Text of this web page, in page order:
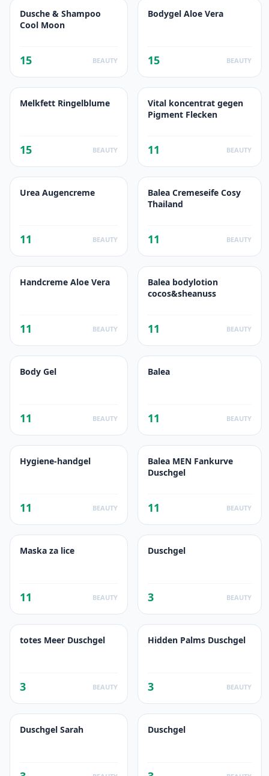
Dusche & Shampoo
Cool Moon
15 BEAUTY
Bodygel Aloe Vera
15 BEAUTY
Melkfett Ringelblume
15 BEAUTY
Vital koncentrat gegen
Pigment Flecken
11 BEAUTY
Urea Augencreme
11 BEAUTY
Balea Cremeseife Cosy
Thailand
11 BEAUTY
Handcreme Aloe Vera
11 BEAUTY
Balea bodylotion
cocos&sheanuss
11 BEAUTY
Body Gel
11 BEAUTY
Balea
11 BEAUTY
Hygiene-handgel
11 BEAUTY
Balea MEN Fankurve
Duschgel
11 BEAUTY
Maska za lice
11 BEAUTY
Duschgel
3 BEAUTY
totes Meer Duschgel
3 BEAUTY
Hidden Palms Duschgel
3 BEAUTY
Duschgel Sarah Duschgel